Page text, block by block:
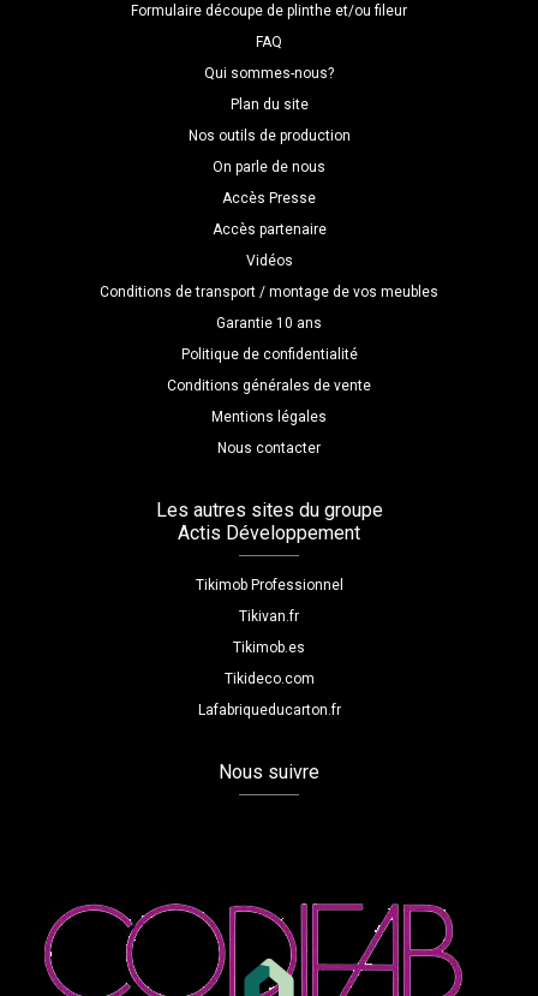
Formulaire découpe de plinthe et/ou fileur
FAQ
Qui sommes-nous?
Plan du site
Nos outils de production
On parle de nous
Accès Presse
Accès partenaire
Vidéos
Conditions de transport / montage de vos meubles
Garantie 10 ans
Politique de confidentialité
Conditions générales de vente
Mentions légales
Nous contacter
Les autres sites du groupe
Actis Développement
Tikimob Professionnel
Tikivan.fr
Tikimob.es
Tikideco.com
Lafabriqueducarton.fr
Nous suivre